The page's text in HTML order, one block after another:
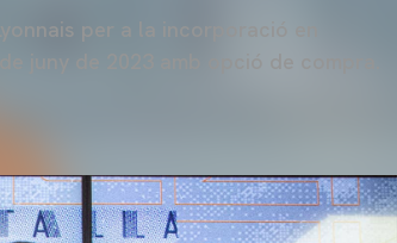
per a la incorporació en
juny de 2023 amb opció de compra.